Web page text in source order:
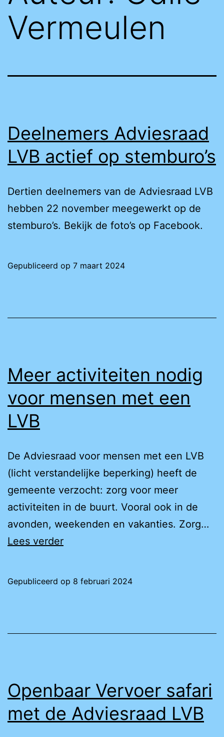
Vermeulen
Deelnemers Adviesraad
LVB actief op stemburo’s
Dertien deelnemers van de Adviesraad LVB
hebben 22 november meegewerkt op de
stemburo’s. Bekijk de foto’s op Facebook.
Gepubliceerd op 7 maart 2024
Meer activiteiten nodig
voor mensen met een
LVB
De Adviesraad voor mensen met een LVB
(licht verstandelijke beperking) heeft de
gemeente verzocht: zorg voor meer
activiteiten in de buurt. Vooral ook in de
avonden, weekenden en vakanties. Zorg…
Lees verderMeer
nodig
Gepubliceerd op 8 februari 2024
Openbaar Vervoer safari
met de Adviesraad LVB